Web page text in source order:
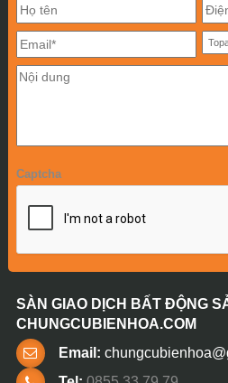
Captcha
SÀN GIAO DỊCH BẤT ĐỘNG
CHUNGCUBIENHOA.COM
Email: